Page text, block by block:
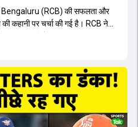
Bengaluru (RCB) की सफलता और
कहानी पर चर्चा की गई है। RCB ने
एक नया रिसेट बटन दबाया। टीम
Dinesh Karthik और एनालिस्ट
Pandya और Rasikh Salam
किया गया, जिन्होंने शानदार प्रदर्शन
में भी बदलाव देखा गया, जहां वह
जुड़े हुए नजर आते हैं। कप्तान Rajat
बहुत स्पष्ट रहा है। एनालिस्ट से लेकर